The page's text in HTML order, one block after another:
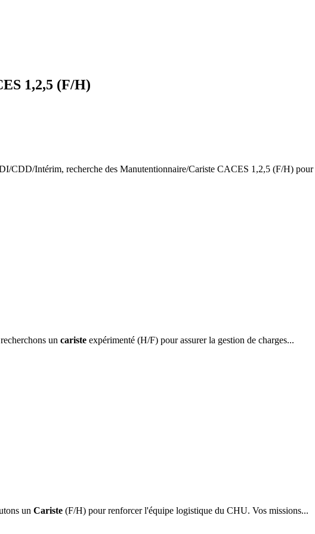
1,2,5 (F/H)
CDD/Intérim, recherche des Manutentionnaire/Cariste CACES 1,2,5 (F/H)
un cariste expérimenté (H/F) pour assurer la gestion de charges...
un Cariste (F/H) pour renforcer l'équipe logistique du CHU. Vos missions...